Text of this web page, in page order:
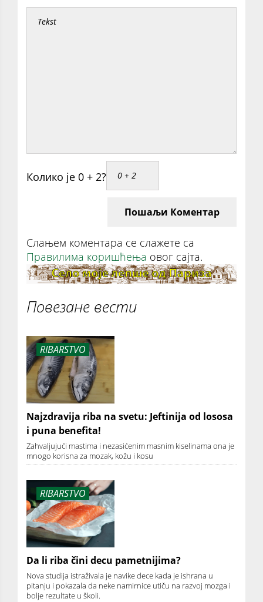
Колико је 0 + 2?
Пошаљи Коментар
Слањем коментара се слажете са
Правилима коришћења овог сајта.
Повезане вести
RIBARSTVO
Najzdravija riba na svetu: Jeftinija od lososa
i puna benefita!
Zahvaljujući mastima i nezasićenim masnim kiselinama ona je
mnogo korisna za mozak, kožu i kosu
RIBARSTVO
Da li riba čini decu pametnijima?
Nova studija istraživala je navike dece kada je ishrana u
pitanju i pokazala da neke namirnice utiču na razvoj mozga i
bolje rezultate u školi.